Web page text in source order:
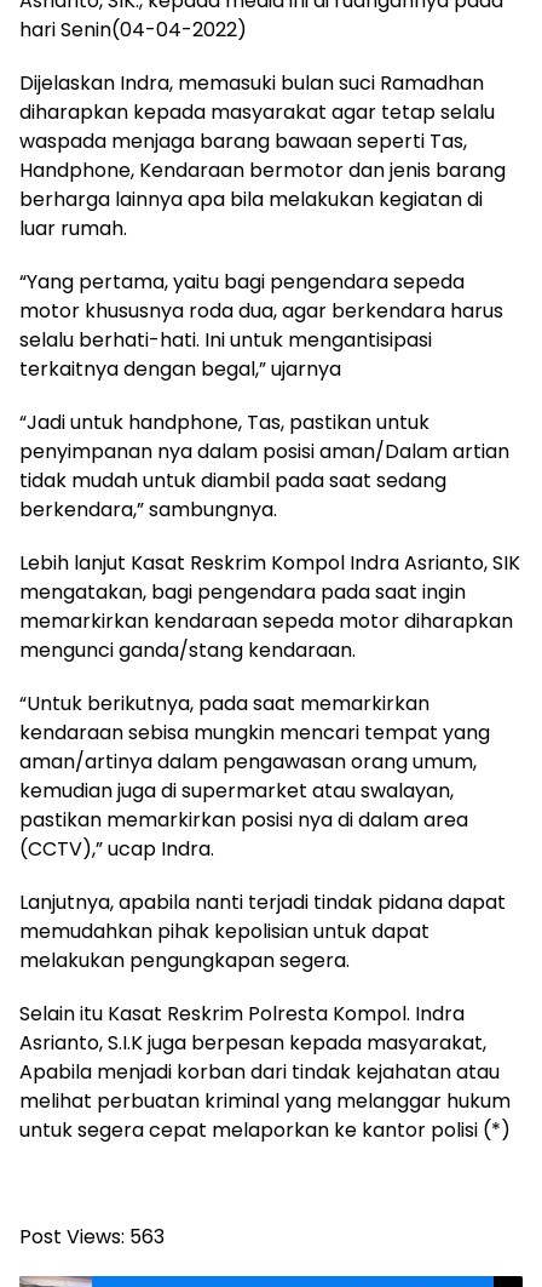
hari Senin(04-04-2022)
Dijelaskan Indra, memasuki bulan suci Ramadhan
diharapkan kepada masyarakat agar tetap selalu
waspada menjaga barang bawaan seperti Tas,
Handphone, Kendaraan bermotor dan jenis barang
berharga lainnya apa bila melakukan kegiatan di
luar rumah.
“Yang pertama, yaitu bagi pengendara sepeda
motor khususnya roda dua, agar berkendara harus
selalu berhati-hati. Ini untuk mengantisipasi
terkaitnya dengan begal,” ujarnya
“Jadi untuk handphone, Tas, pastikan untuk
penyimpanan nya dalam posisi aman/Dalam artian
tidak mudah untuk diambil pada saat sedang
berkendara,” sambungnya.
Lebih lanjut Kasat Reskrim Kompol Indra Asrianto, SIK
mengatakan, bagi pengendara pada saat ingin
memarkirkan kendaraan sepeda motor diharapkan
mengunci ganda/stang kendaraan.
“Untuk berikutnya, pada saat memarkirkan
kendaraan sebisa mungkin mencari tempat yang
aman/artinya dalam pengawasan orang umum,
kemudian juga di supermarket atau swalayan,
pastikan memarkirkan posisi nya di dalam area
(CCTV),” ucap Indra.
Lanjutnya, apabila nanti terjadi tindak pidana dapat
memudahkan pihak kepolisian untuk dapat
melakukan pengungkapan segera.
Selain itu Kasat Reskrim Polresta Kompol. Indra
Asrianto, S.I.K juga berpesan kepada masyarakat,
Apabila menjadi korban dari tindak kejahatan atau
melihat perbuatan kriminal yang melanggar hukum
untuk segera cepat melaporkan ke kantor polisi (*)
Post Views: 563